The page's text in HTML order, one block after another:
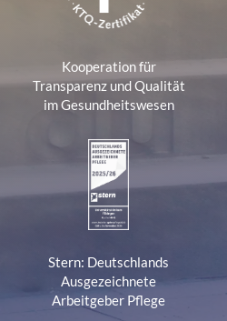
Kooperation für
Transparenz und Qualität
im Gesundheitswesen
Stern: Deutschlands
Ausgezeichnete
Arbeitgeber Pflege